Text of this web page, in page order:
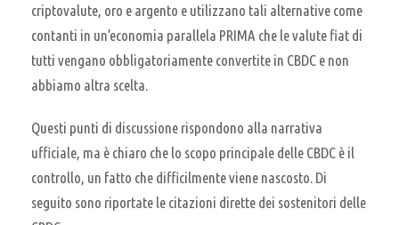
criptovalute, oro e argento e utilizzano tali alternative come
contanti in un’economia parallela PRIMA che le valute fiat di
tutti vengano obbligatoriamente convertite in CBDC e non
abbiamo altra scelta.
Questi punti di discussione rispondono alla narrativa
ufficiale, ma è chiaro che lo scopo principale delle CBDC è il
controllo, un fatto che difficilmente viene nascosto. Di
seguito sono riportate le citazioni dirette dei sostenitori delle